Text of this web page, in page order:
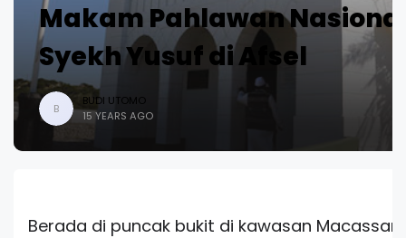
Makam Pahlawan
Syekh Yusuf di Afsel
B
BUDI UTOMO
15 YEARS AGO
Berada di puncak bukit di kawasan Macassar,